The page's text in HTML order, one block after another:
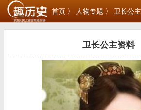
首页 〉 人物专题 〉 卫长公主
卫长公主资料